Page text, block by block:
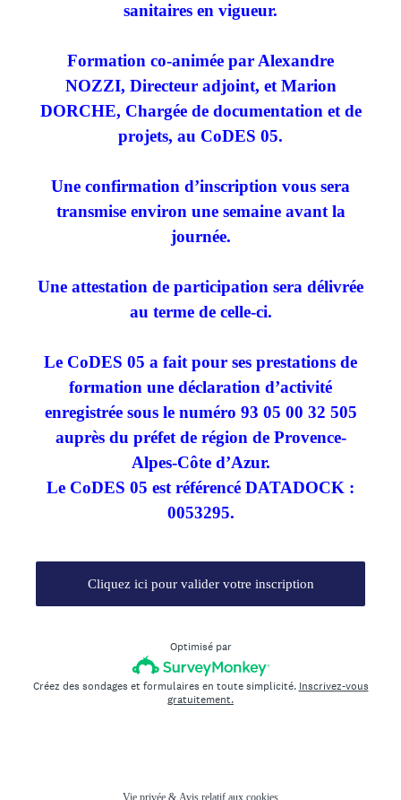
sanitaires en vigueur.
Formation co-animée par Alexandre
NOZZI, Directeur adjoint, et Marion
DORCHE, Chargée de documentation et de
projets, au CoDES 05.
Une confirmation d’inscription vous sera
transmise environ une semaine avant la
journée.
Une attestation de participation sera délivrée
au terme de celle-ci.
Le CoDES 05 a fait pour ses prestations de
formation une déclaration d’activité
enregistrée sous le numéro 93 05 00 32 505
auprès du préfet de région de Provence-
Alpes-Côte d’Azur.
Le CoDES 05 est référencé DATADOCK :
0053295.
Cliquez ici pour valider votre inscription
Optimisé par
Créez des sondages et formulaires en toute simplicité. Inscrivez-vous
gratuitement.
Vie privée & Avis relatif aux cookies